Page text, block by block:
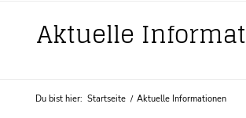
Du bist hier: Startseite / Aktuelle Informationen
Aktuelle